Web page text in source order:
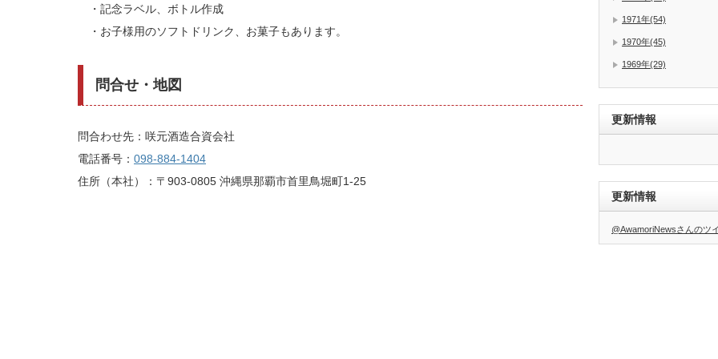
・記念ラベル、ボトル作成
・お子様用のソフトドリンク、お菓子もあります。
問合せ・地図
問合わせ先：咲元酒造合資会社
電話番号： 098-884-1404
住所（本社）：〒903-0805 沖縄県那覇市首里鳥堀町1-25
1971年(54)
1970年(45)
1969年(29)
更新情報
更新情報
@AwamoriNewsさんのツ